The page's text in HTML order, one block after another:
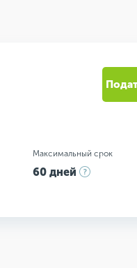
Максимальный срок
60 дней